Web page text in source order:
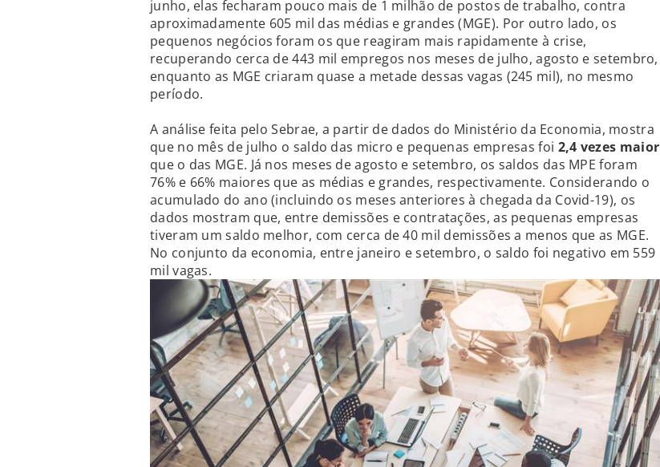
junho, elas fecharam pouco mais de 1 milhão de postos de trabalho, contra
aproximadamente 605 mil das médias e grandes (MGE). Por outro lado, os
pequenos negócios foram os que reagiram mais rapidamente à crise,
recuperando cerca de 443 mil empregos nos meses de julho, agosto e setembro,
enquanto as MGE criaram quase a metade dessas vagas (245 mil), no mesmo
período.
A análise feita pelo Sebrae, a partir de dados do Ministério da Economia, mostra
que no mês de julho o saldo das micro e pequenas empresas foi 2,4 vezes maior
que o das MGE. Já nos meses de agosto e setembro, os saldos das MPE foram
76% e 66% maiores que as médias e grandes, respectivamente. Considerando o
acumulado do ano (incluindo os meses anteriores à chegada da Covid-19), os
dados mostram que, entre demissões e contratações, as pequenas empresas
tiveram um saldo melhor, com cerca de 40 mil demissões a menos que as MGE.
No conjunto da economia, entre janeiro e setembro, o saldo foi negativo em 559
mil vagas.